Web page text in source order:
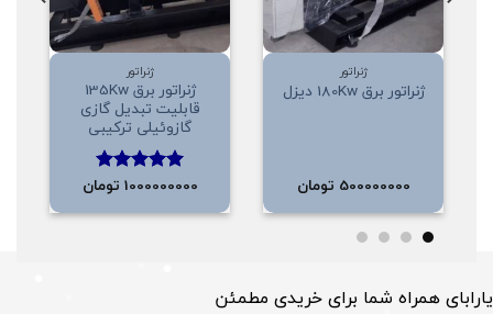
ژنراتور
ژنراتور برق 180Kw دیزل
500000000 تومان
ژنراتور
ژنراتور برق 135Kw
قابلیت تبدیل گازی
گازوئیلی ترکیبی
امتیاز5.001000000000 تومان
یارابای همراه شما برای خریدی مطمئن